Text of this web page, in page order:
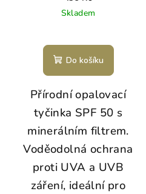
Skladem
Do košíku
Přírodní opalovací
tyčinka SPF 50 s
minerálním filtrem.
Voděodolná ochrana
proti UVA a UVB
záření, ideální pro